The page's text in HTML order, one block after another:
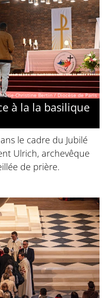
Christine Bertin / Diocèse de Paris
à la la basilique
le cadre du Jubilé
Ulrich, archevêque
de prière.